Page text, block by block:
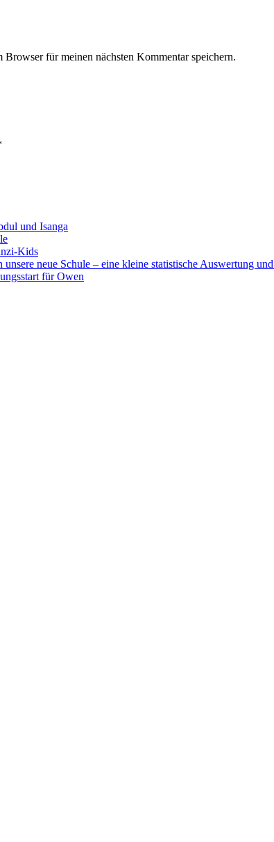
für meinen nächsten Kommentar speichern.
und Isanga
Kids
neue Schule – eine kleine statistische Auswertung
für Owen